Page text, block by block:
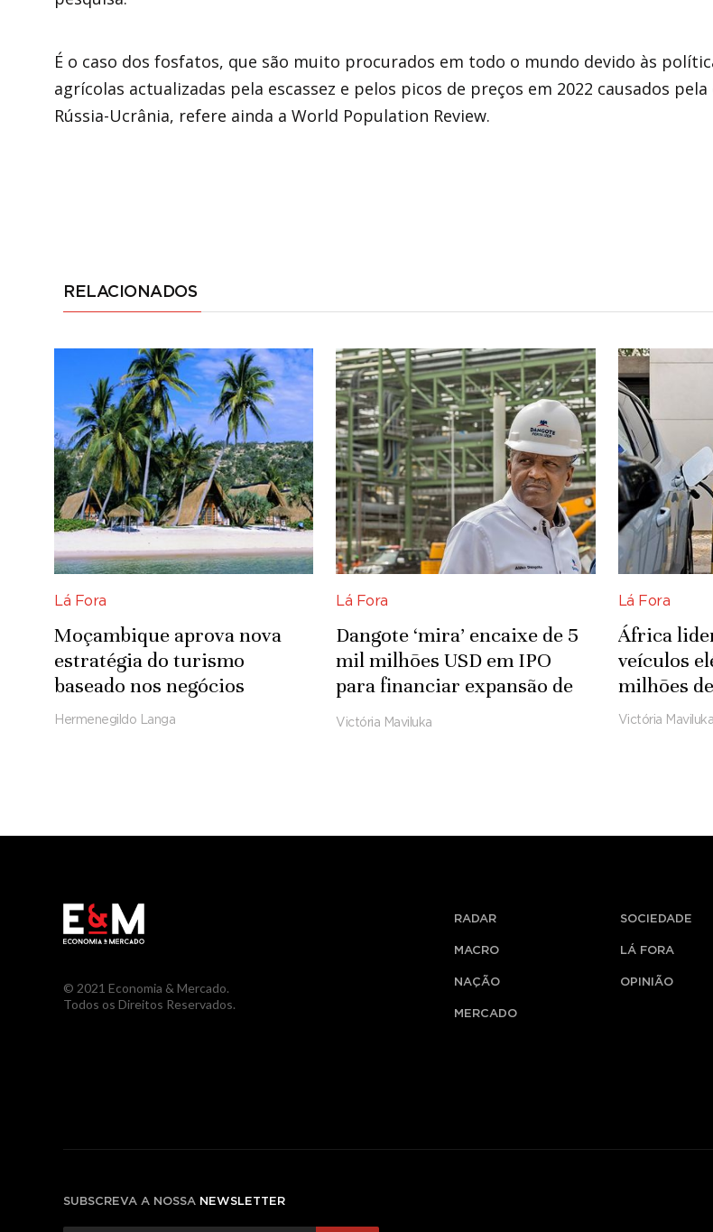
É o caso dos fosfatos, que são muito procurados em todo o mundo devido às
agrícolas actualizadas pela escassez e pelos picos de preços em 2022 causados ​​pela
Rússia-Ucrânia, refere ainda a World Population Review.
RELACIONADOS
Lá Fora
Moçambique aprova nova
estratégia do turismo
baseado nos negócios
Hermenegildo Langa
Lá Fora
Dangote ‘mira’ encaixe de 5
mil milhões USD em IPO
para financiar expansão de
refinaria
Victória Maviluka
Lá Fora
África
veículos
milhões
Victória Maviluka
© 2021 Economia & Mercado.
Todos os Direitos Reservados.
RADAR
MACRO
NAÇÃO
MERCADO
SOCIEDADE
LÁ FORA
OPINIÃO
SUBSCREVA A NOSSA NEWSLETTER